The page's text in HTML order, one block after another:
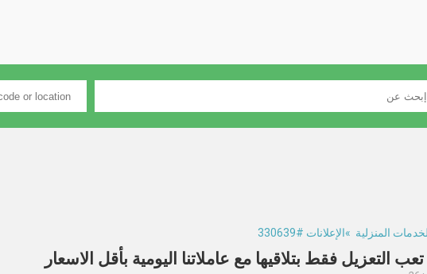
المنزلية »الإعلانات #330639
التعزيل فقط بتلاقيها مع عاملاتنا اليومية بأقل الاسعار